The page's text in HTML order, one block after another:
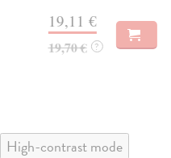
19,11 €
19,70 € ?
High-contrast mode